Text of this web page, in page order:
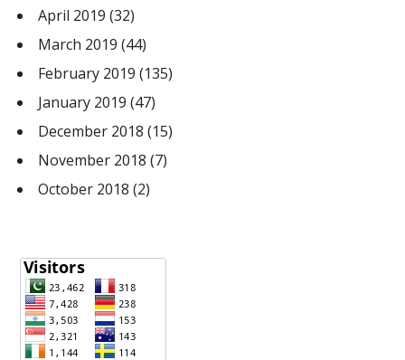
April 2019 (32)
March 2019 (44)
February 2019 (135)
January 2019 (47)
December 2018 (15)
November 2018 (7)
October 2018 (2)